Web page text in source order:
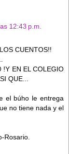
12:43 p.m.
CUENTOS!!
!Y EN EL COLEGIO
QUE...
el búho le entrega
no tiene nada y el
Rosario.